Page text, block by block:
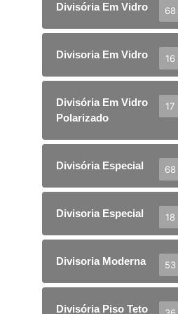
Divisória Em Vidro 68
Divisoria Em Vidro 16
Divisória Em Vidro
Polarizado
17
Divisória Especial 68
Divisoria Especial 18
Divisoria Moderna 53
Divisória Piso Teto